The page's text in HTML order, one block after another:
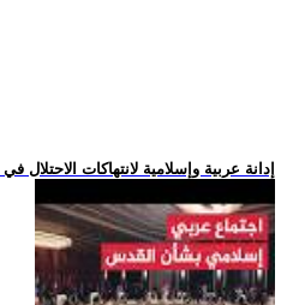
.. إدانة عربية وإسلامية لانتهاكات الاحتلال